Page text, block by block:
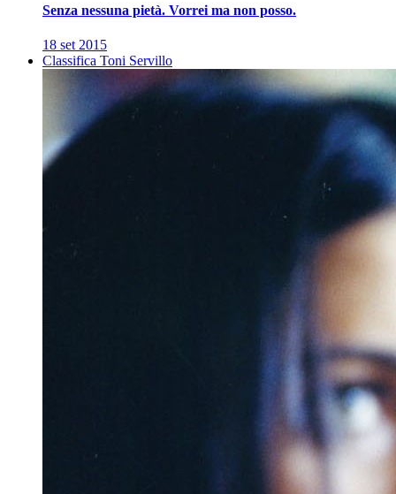
Senza nessuna pietà. Vorrei ma non posso.
18 set 2015
Classifica Toni Servillo